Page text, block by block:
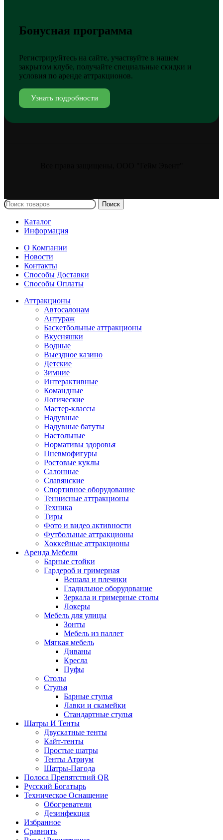
Бонусная программа
Регистрируйтесь на сайте, участвуйте в нашем
закрытом клубе, получайте специальные скидки и
условия по аренде аттракционов.
Узнать подробности
Поиск
Каталог
Информация
О Компании
Новости
Контакты
Способы Доставки
Способы Оплаты
Аттракционы
Автосалонам
Антураж
Баскетбольные аттракционы
Вкусняшки
Водные
Выездное казино
Детские
Зимние
Интерактивные
Командные
Логические
Мастер-классы
Надувные
Надувные батуты
Настольные
Нормативы здоровья
Пневмофигуры
Ростовые куклы
Салонные
Славянские
Спортивное оборудование
Теннисные аттракционы
Техника
Тиры
Фото и видео активности
Футбольные аттракционы
Хоккейные аттракционы
Аренда Мебели
Барные стойки
Гардероб и гримерная
Вешала и плечики
Гладильное оборудование
Зеркала и гримерные столы
Локеры
Мебель для улицы
Зонты
Мебель из паллет
Мягкая мебель
Диваны
Кресла
Пуфы
Столы
Стулья
Барные стулья
Лавки и скамейки
Стандартные стулья
Шатры И Тенты
Двускатные тенты
Кайт-тенты
Простые шатры
Тенты Атриум
Шатры-Пагода
Полоса Препятствий QR
Русский Богатырь
Техническое Оснащение
Обогреватели
Дезинфекция
Избранное
Сравнить